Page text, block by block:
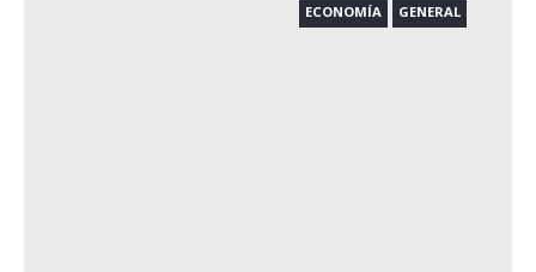
ECONOMÍA GENERAL